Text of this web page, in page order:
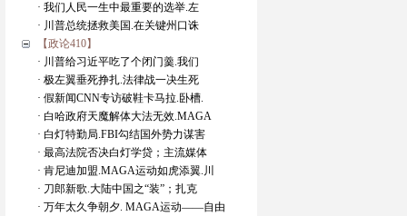
· 我们人民一生中最重要的选举.左
· 川普总统拯救美国.在关键州口诛
【政论410】
· 川普给习近平吃了个闭门羹.我们
· 极左翼垂死挣扎.法律战一决生死
· 假新闻CNN专访破鞋卡马拉.卧槽.
· 白哈政府天魔解体大法无效.MAGA
· 白灯特勤局.FBI勾结国外势力谋害
· 最高法院否决白灯学贷；主流媒体
· 肯尼迪加盟.MAGA运动如虎添翼.川
· 刀郎新歌.大陆中国之“装”；扎克
· 万年太久争朝夕. MAGA运动——自由